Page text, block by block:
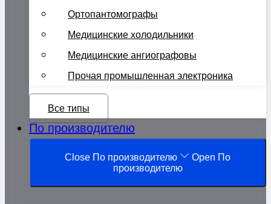
Ортопантомографы
Медицинские холодильники
Медицинские ангиографовы
Прочая промышленная электроника
Все типы
По производителю
Close По производителю
Open По
производителю